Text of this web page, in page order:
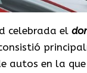
celebrada el
autos en la